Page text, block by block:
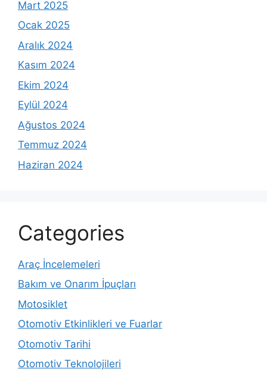
Mart 2025
Ocak 2025
Aralık 2024
Kasım 2024
Ekim 2024
Eylül 2024
Ağustos 2024
Temmuz 2024
Haziran 2024
Categories
Araç İncelemeleri
Bakım ve Onarım İpuçları
Motosiklet
Otomotiv Etkinlikleri ve Fuarlar
Otomotiv Tarihi
Otomotiv Teknolojileri